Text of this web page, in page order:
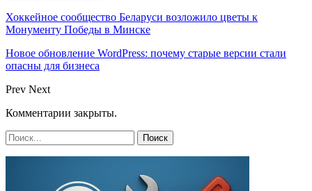
Хоккейное сообщество Беларуси возложило цветы к
Монументу Победы в Минске
Новое обновление WordPress: почему старые версии стали
опасны для бизнеса
Prev Next
Комментарии закрыты.